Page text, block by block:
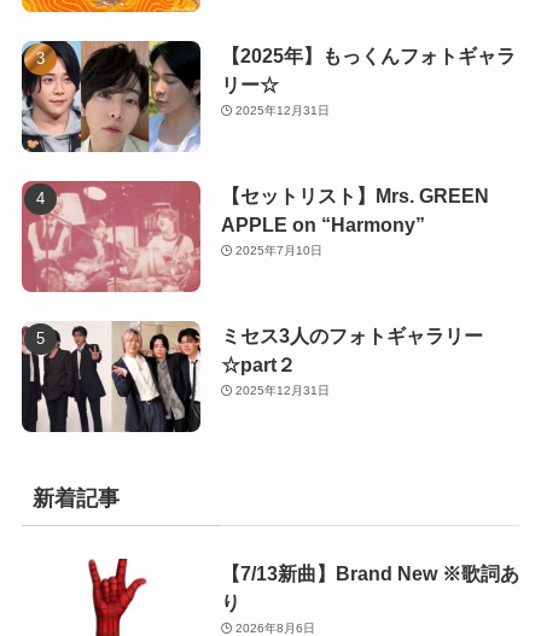
【2025年】もっくんフォトギャラ
リー☆
2025年12月31日
【セットリスト】Mrs. GREEN
APPLE on “Harmony”
2025年7月10日
ミセス3人のフォトギャラリー
☆part２
2025年12月31日
新着記事
【7/13新曲】Brand New ※歌詞あ
り
2026年8月6日